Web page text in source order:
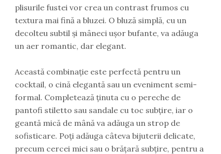
plisurile fustei vor crea un contrast frumos cu
textura mai fină a bluzei. O bluză simplă, cu un
decolteu subtil și mâneci ușor bufante, va adăuga
un aer romantic, dar elegant.
Această combinație este perfectă pentru un
cocktail, o cină elegantă sau un eveniment semi-
formal. Completează ținuta cu o pereche de
pantofi stiletto sau sandale cu toc subțire, iar o
geantă mică de mână va adăuga un strop de
sofisticare. Poți adăuga câteva bijuterii delicate,
precum cercei mici sau o brățară subțire, pentru a